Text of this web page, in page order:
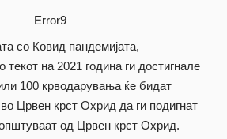
Error9
со Ковид пандемијата,
текот на 2021 година ги достигнале
100 крводарувања ќе бидат
Црвен крст Охрид да ги подигнат
од Црвен крст Охрид.